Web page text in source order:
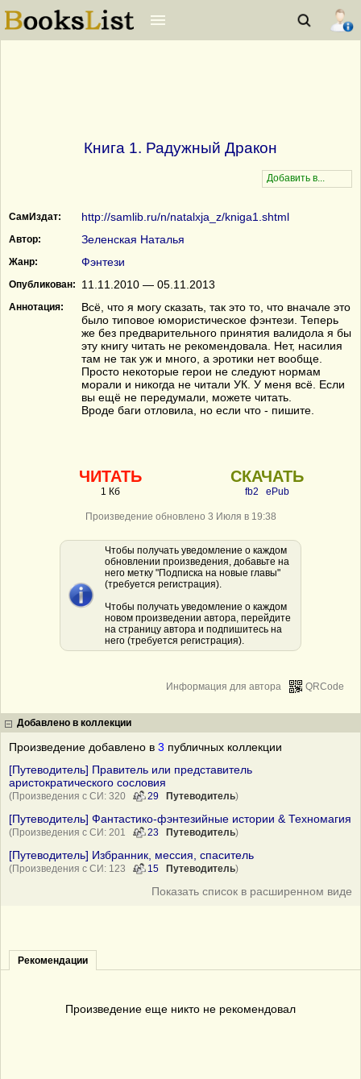
Книга 1. Радужный Дракон
СамИздат: http://samlib.ru/n/natalxja_z/kniga1.shtml
Автор: Зеленская Наталья
Жанр: Фэнтези
Опубликован: 11.11.2010 — 05.11.2013
Аннотация:
Всё, что я могу сказать, так это то, что вначале это
было типовое юмористическое фэнтези. Теперь
же без предварительного принятия валидола я бы
эту книгу читать не рекомендовала. Нет, насилия
там не так уж и много, а эротики нет вообще.
Просто некоторые герои не следуют нормам
морали и никогда не читали УК. У меня всё. Если
вы ещё не передумали, можете читать.
Вроде баги отловила, но если что - пишите.
ЧИТАТЬ
1 Кб
СКАЧАТЬ
fb2 ePub
Произведение обновлено 3 Июля в 19:38
Чтобы получать уведомление о каждом
обновлении произведения, добавьте на
него метку "Подписка на новые главы"
(требуется регистрация).
Чтобы получать уведомление о каждом
новом произведении автора, перейдите
на страницу автора и подпишитесь на
него (требуется регистрация).
QRCode
Информация для автора
Добавлено в коллекции
Произведение добавлено в 3 публичных коллекции
[Путеводитель] Правитель или представитель
аристократического сословия
(Произведения с СИ: 320 29 Путеводитель)
[Путеводитель] Фантастико-фэнтезийные истории & Техномагия
(Произведения с СИ: 201 23 Путеводитель)
[Путеводитель] Избранник, мессия, спаситель
(Произведения с СИ: 123 15 Путеводитель)
Показать список в расширенном виде
Рекомендации
Произведение еще никто не рекомендовал